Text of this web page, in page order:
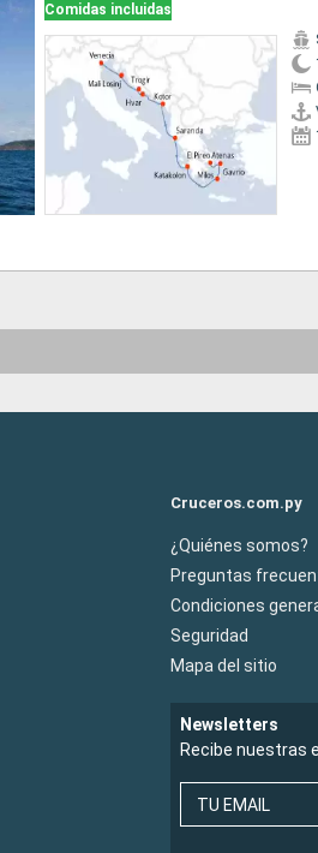
Comidas incluidas
Cruceros.com.py
¿Quiénes somos?
Preguntas
Condiciones
Seguridad
Mapa del sitio
Newsletters
Recibe nuestras
TU EMAIL